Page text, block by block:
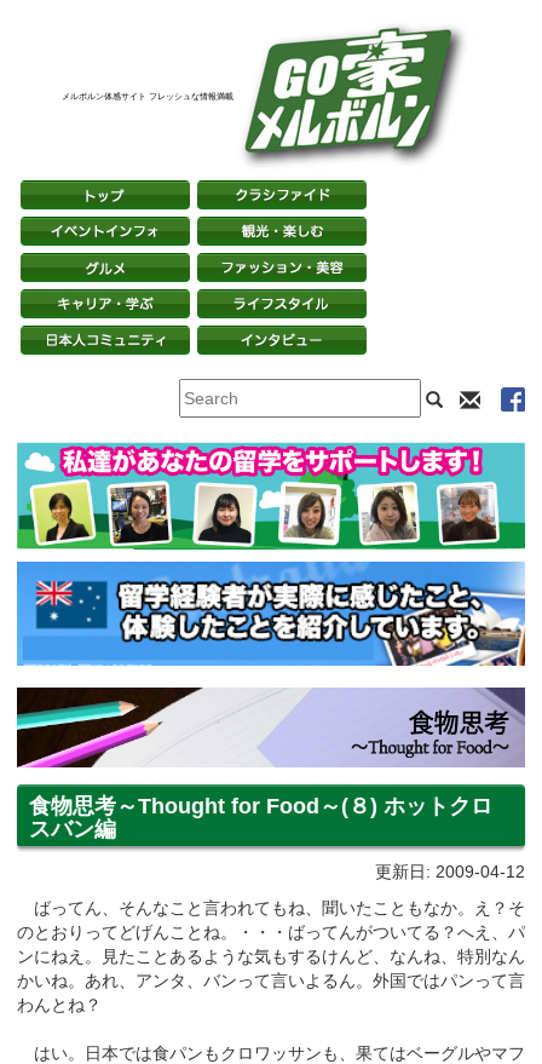
メルボルン体感サイト フレッシュな情報満載
食物思考～Thought for Food～(８) ホットクロ
スバン編
更新日: 2009-04-12
ばってん、そんなこと言われてもね、聞いたこともなか。え？そ
のとおりってどげんことね。・・・ばってんがついてる？へえ、パ
ンにねえ。見たことあるような気もするけんど、なんね、特別なん
かいね。あれ、アンタ、バンって言いよるん。外国ではパンって言
わんとね？
はい。日本では食パンもクロワッサンも、果てはベーグルやマフ